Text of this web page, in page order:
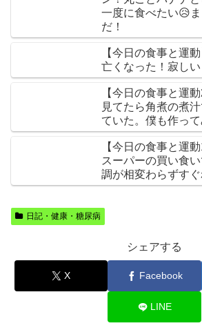
一度に食べたい😥
だ！
【今日の食事と運
亡くなった！寂し
【今日の食事と運
見てたら角煮の煮
ていた。僕も作って
【今日の食事と運
スーパーの買い食
調が相変わらずす
日記・健康・糖尿病
シェアする
X Facebook
LINE